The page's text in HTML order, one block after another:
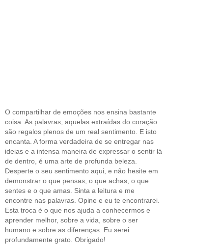
O compartilhar de emoções nos ensina bastante
coisa. As palavras, aquelas extraídas do coração
são regalos plenos de um real sentimento. E isto
encanta. A forma verdadeira de se entregar nas
ideias e a intensa maneira de expressar o sentir lá
de dentro, é uma arte de profunda beleza.
Desperte o seu sentimento aqui, e não hesite em
demonstrar o que pensas, o que achas, o que
sentes e o que amas. Sinta a leitura e me
encontre nas palavras. Opine e eu te encontrarei.
Esta troca é o que nos ajuda a conhecermos e
aprender melhor, sobre a vida, sobre o ser
humano e sobre as diferenças. Eu serei
profundamente grato. Obrigado!